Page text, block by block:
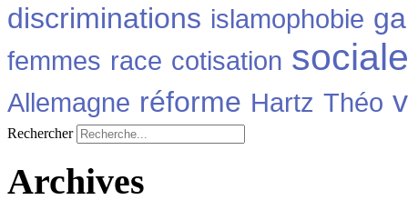
discriminations islamophobie
femmes race cotisation sociale
Allemagne réforme Hartz Théo
Rechercher
Archives